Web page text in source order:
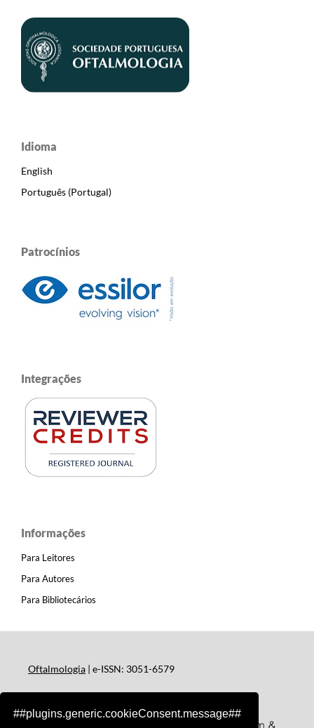
##plugins.generic.cookieConsent.message##
Idioma
English
Português (Portugal)
Patrocínios
Integrações
Informações
Para Leitores
Para Autores
Para Bibliotecários
Oftalmologia| e-ISSN: 3051-6579